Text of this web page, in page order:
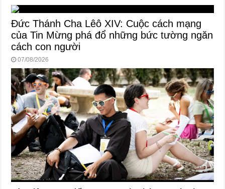
Đức Thánh Cha Lêô XIV: Cuộc cách mạng
của Tin Mừng phá đổ những bức tường ngăn
cách con người
07/08/2026